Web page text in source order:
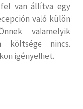
fel van állítva egy
való külön
valamelyik
költsége nincs.
igényelhet.